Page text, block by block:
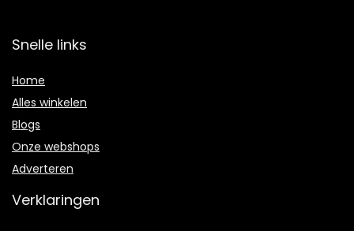
Snelle links
Home
Alles winkelen
Blogs
Onze webshops
Adverteren
Verklaringen